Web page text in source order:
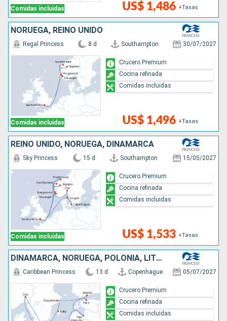
Comidas incluidas US$ 1,486 +Tasas
NORUEGA, REINO UNIDO
Comidas incluidas
Regal Princess 8 d Southampton 30/07/2027
US$ 1,496 +Tasas
Crucero Premium
Cocina refinada
Comidas incluidas
REINO UNIDO, NORUEGA, DINAMARCA
Comidas incluidas
Sky Princess 15 d Southampton 15/05/2027
US$ 1,533 +Tasas
Crucero Premium
Cocina refinada
Comidas incluidas
DINAMARCA, NORUEGA, POLONIA, LITUANIA, LETONIA, FINLANDIA, ESTONIA, SUECIA
Caribbean Princess 13 d Copenhague 05/07/2027
Crucero Premium
Cocina refinada
Comidas incluidas